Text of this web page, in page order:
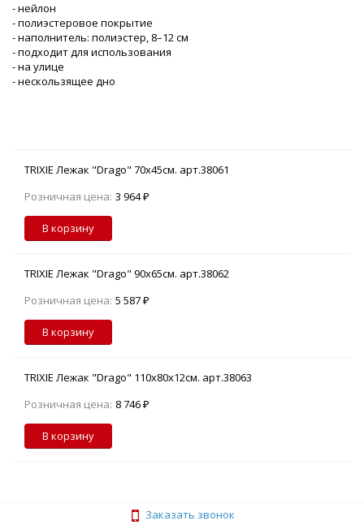
- нейлон
- полиэстеровое покрытие
- наполнитель: полиэстер, 8–12 см
- подходит для использования
- на улице
- нескользящее дно
TRIXIE Лежак "Drago" 70х45см. арт.38061
Розничная цена: 3 964 ₽
В корзину
TRIXIE Лежак "Drago" 90х65см. арт.38062
Розничная цена: 5 587 ₽
В корзину
TRIXIE Лежак "Drago" 110х80х12см. арт.38063
Розничная цена: 8 746 ₽
В корзину
Заказать звонок